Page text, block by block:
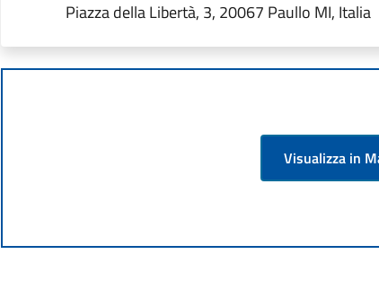
Piazza della Libertà, 3, 20067 Paullo MI, Italia
Visualizza in